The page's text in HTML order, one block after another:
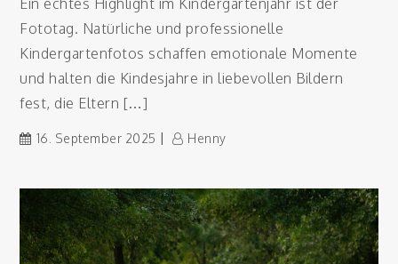
Fototag. Natürliche und professionelle
Kindergartenfotos schaffen emotionale Momente
und halten die Kindesjahre in liebevollen Bildern
fest, die Eltern […]
16. September 2025 Henny